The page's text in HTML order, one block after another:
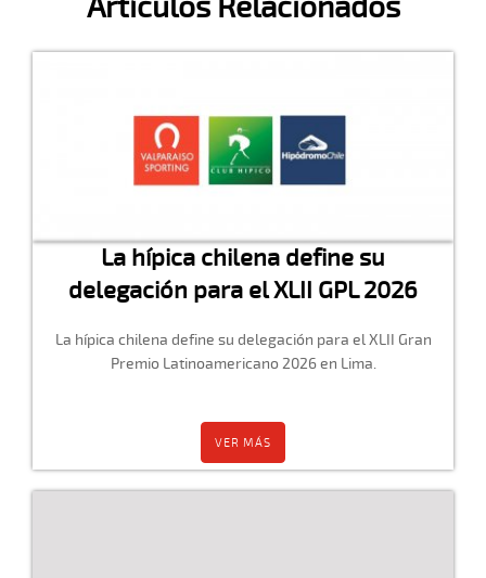
Artículos Relacionados
La hípica chilena define su
delegación para el XLII GPL 2026
La hípica chilena define su delegación para el XLII Gran
Premio Latinoamericano 2026 en Lima.
VER MÁS